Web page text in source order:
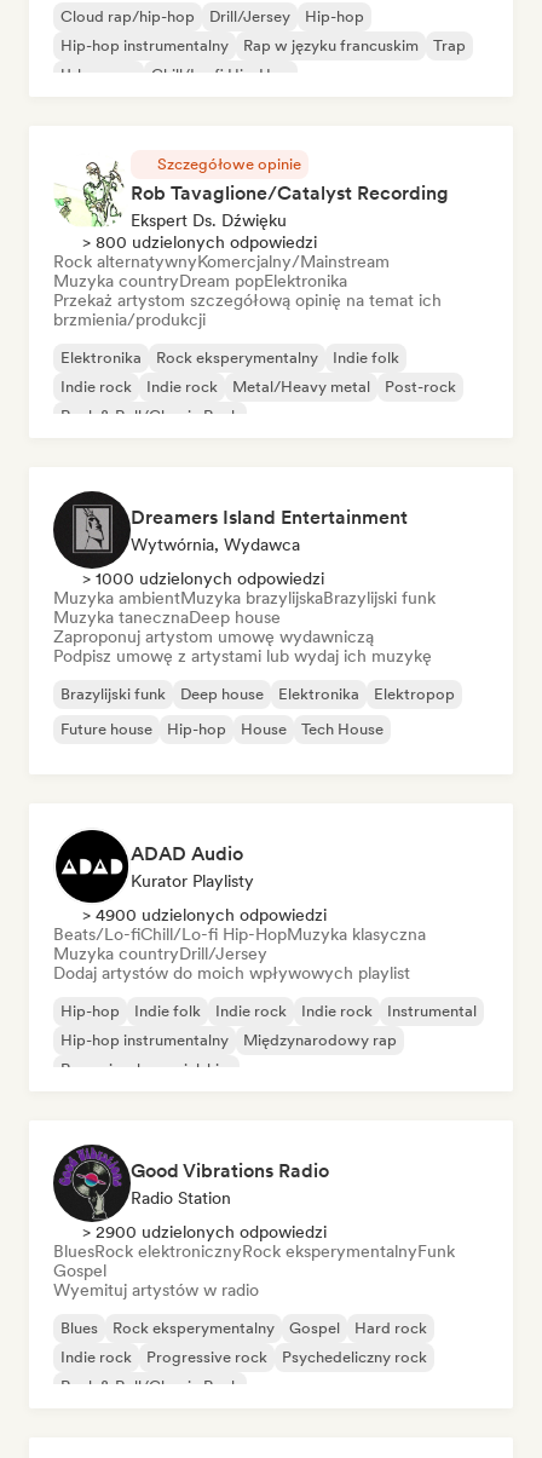
Cloud rap/hip-hop Drill/Jersey
Hip-hop
Hip-hop instrumentalny
Rap w języku francuskim
Trap
Urban pop
Chill/Lo-fi Hip-Hop
Szczegółowe opinie
Rob Tavaglione/Catalyst Recording
Ekspert Ds. Dźwięku
> 800 udzielonych odpowiedzi
Rock alternatywnyKomercjalny/Mainstream
Muzyka countryDream popElektronika
Przekaż artystom szczegółową opinię na temat ich
brzmienia/produkcji
Elektronika Rock eksperymentalny
Indie folk
Indie rock
Indie rock Metal/Heavy metal
Post-rock
Rock & Roll/Classic Rock
Dreamers Island Entertainment
Wytwórnia, Wydawca
> 1000 udzielonych odpowiedzi
Muzyka ambientMuzyka brazylijskaBrazylijski funk
Muzyka tanecznaDeep house
Zaproponuj artystom umowę wydawniczą
Podpisz umowę z artystami lub wydaj ich muzykę
Brazylijski funk Deep house Elektronika
Elektropop
Future house
Hip-hop House Tech House
ADAD Audio
Kurator Playlisty
> 4900 udzielonych odpowiedzi
Beats/Lo-fiChill/Lo-fi Hip-HopMuzyka klasyczna
Muzyka countryDrill/Jersey
Dodaj artystów do moich wpływowych playlist
Hip-hop Indie folk Indie rock Indie rock
Instrumental
Hip-hop instrumentalny
Międzynarodowy rap
Rap w języku angielskim
Good Vibrations Radio
Radio Station
> 2900 udzielonych odpowiedzi
BluesRock elektronicznyRock eksperymentalnyFunk
Gospel
Wyemituj artystów w radio
Blues Rock eksperymentalny Gospel
Hard rock
Indie rock
Progressive rock
Psychedeliczny rock
Rock & Roll/Classic Rock